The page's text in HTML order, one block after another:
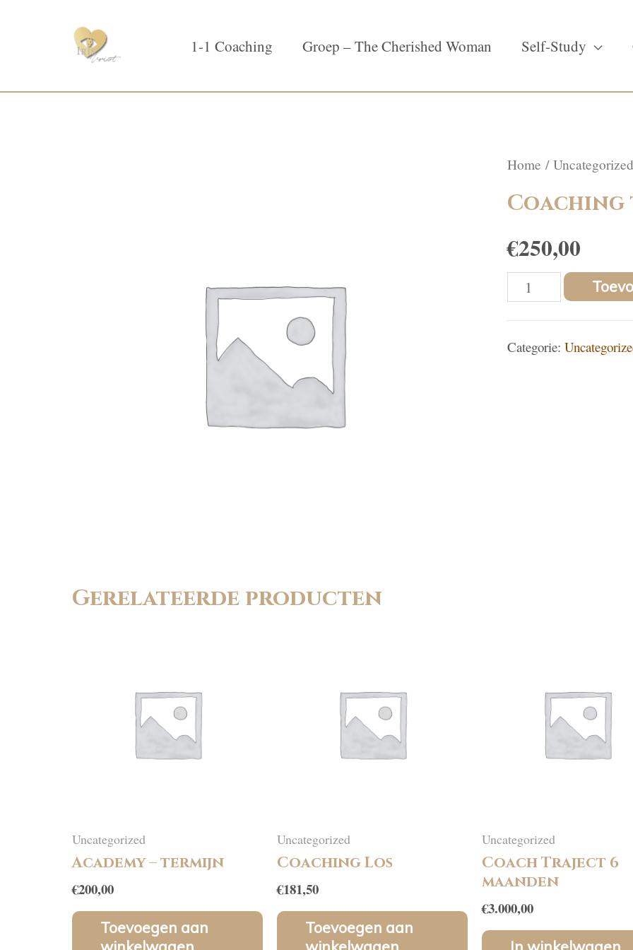
1-1 Coaching Groep – The Cherished Woman Self-Study
Home / Uncategorized
€250,00
Coaching
aantal
Categorie:
Gerelateerde producten
Uncategorized
Academy – termijn
€200,00
Toevoegen aan
Uncategorized
Coaching Los
€181,50
Toevoegen aan
Uncategorized
Coach Traject 6
maanden
€3.000,00